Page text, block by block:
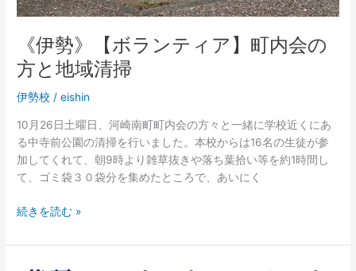
《伊勢》【ボランティア】町内会の
方と地域清掃
伊勢校 /eishin
10月26日土曜日、河崎南町町内会の方々と一緒に学校近くにあ
る中寺前公園の清掃を行いました。本校からは16名の生徒が参
加してくれて、朝9時より雑草抜きや落ち葉拾い等を約1時間し
て、ゴミ袋３０袋分を集めたところで、あいにく
と
域
清
掃
続きを読む »